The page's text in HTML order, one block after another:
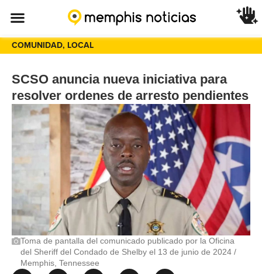
COMUNIDAD, LOCAL
SCSO anuncia nueva iniciativa para
resolver ordenes de arresto pendientes
Toma de pantalla del comunicado publicado por la Oficina
del Sheriff del Condado de Shelby el 13 de junio de 2024 /
Memphis, Tennessee